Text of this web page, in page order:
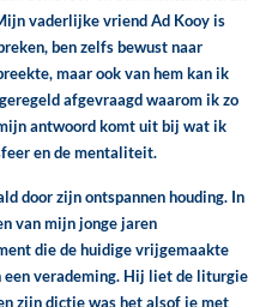
vaderlijke vriend Ad Kooy is
ben zelfs bewust naar
maar ook van hem kan ik
afgevraagd waarom ik zo
antwoord komt uit bij wat ik
en de mentaliteit.
door zijn ontspannen houding. In
van mijn jonge jaren
die de huidige vrijgemaakte
een verademing. Hij liet de liturgie
zijn dictie was het alsof je met